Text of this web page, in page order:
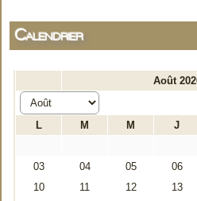
Calendrier